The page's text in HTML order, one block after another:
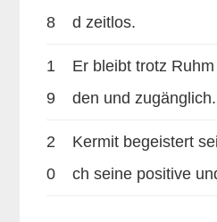
8 d zeitlos.
1
9
Er bleibt trotz
den und zugänglich.
2
0
Kermit begeistert
ch seine positive